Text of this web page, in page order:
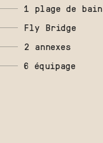
1 plage de bain
Fly Bridge
2 annexes
6 équipage